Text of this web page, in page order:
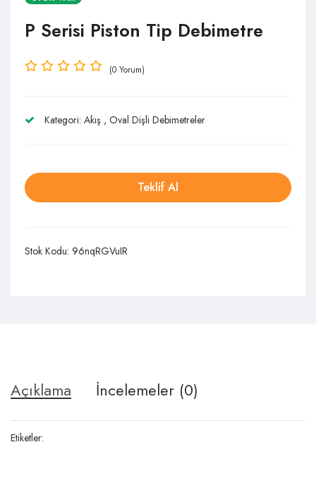
P Serisi Piston Tip Debimetre
(0 Yorum)
Kategori: Akış , Oval Dişli Debimetreler
Teklif Al
Stok Kodu: 96nqRGVuIR
Açıklama İncelemeler (0)
Etiketler: